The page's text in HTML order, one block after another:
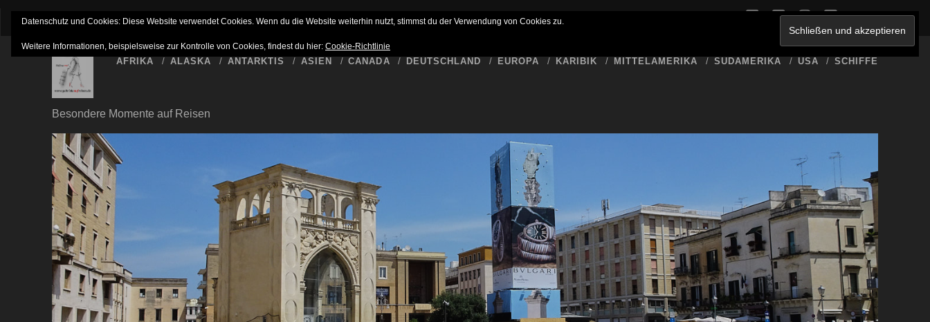
IMPRESSUM NETTIQUETTE HAFTUNGSAUSSCHLUSS BUCKET LIST WER SCHREIBT HIER DATENSCHUTZERKLÄRUNG twitterfacebook
instagram
youtube
Besondere Momente auf Reisen
AFRIKA ALASKA ANTARKTIS ASIEN CANADA DEUTSCHLAND EUROPA KARIBIK MITTELAMERIKA SÜDAMERIKA USA SCHIFFE
Datenschutz und Cookies: Diese Website verwendet Cookies. Wenn du die Website weiterhin nutzt, stimmst du der Verwendung von Cookies zu.
Weitere Informationen, beispielsweise zur Kontrolle von Cookies, findest du hier: Cookie-Richtlinie